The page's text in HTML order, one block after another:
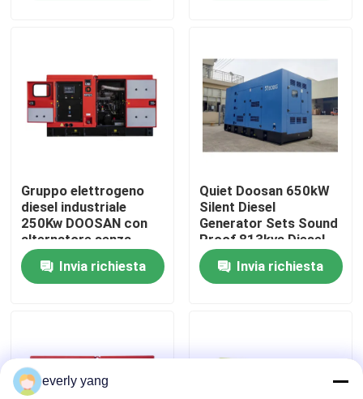
Circa noi
Giro della fabbrica
Controllo di qualità
Richieda una citazione
Generatori diesel di Cummins
Generatore diesel di Fawde
eccellente 600kW
Gruppo elettrogeno
diesel industriale
250Kw DOOSAN con
alternatore senza
spazzole di tipo
silenzioso a telaio
aperto 50/60Hz ATS
Invia richiesta
Quiet Doosan 650kW
Silent Diesel
Generator Sets Sound
Proof 813kva Diesel
Generator Portatile
Motore Diesel
Generatori 813KVA
Invia richiesta
everly yang